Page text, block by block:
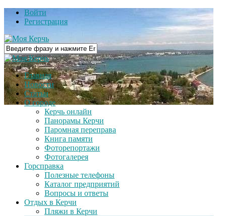
Войти
Регистрация
Главная
Новости
Статьи
О городе
Керчь онлайн
Панорамы Керчи
Паромная переправа
Книга памяти
Фоторепортажи
Фотогалерея
Горсправка
Полезные телефоны
Каталог предприятий
Вопросы и ответы
Отдых в Керчи
Пляжи в Керчи